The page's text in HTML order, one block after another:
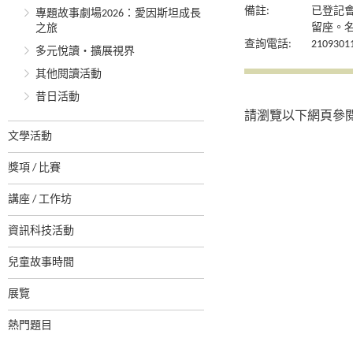
專題故事劇場2026：愛因斯坦成長
之旅
多元悅讀‧擴展視界
其他閱讀活動
昔日活動
文學活動
獎項 / 比賽
講座 / 工作坊
資訊科技活動
兒童故事時間
展覽
熱門題目
備註:
已登記
留座。
查詢電話:
請瀏覽以下網頁參